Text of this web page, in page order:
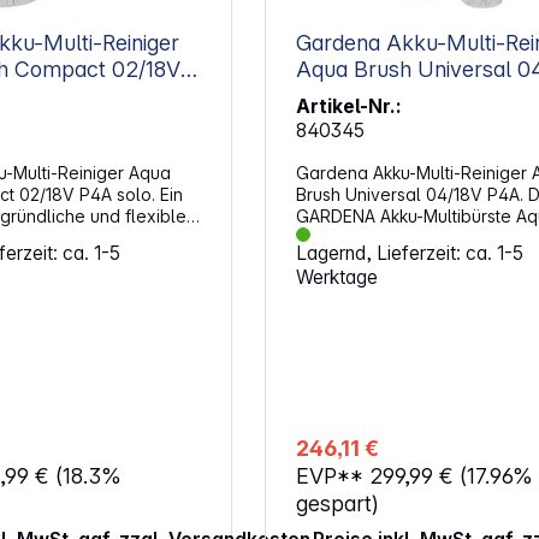
mit
Konzentrat: 1x 20 ml
Akkulaufzeit:
ca. 105 m² = 35
Multi-Reiniger
Multi-Reiniger Aqua
02/18V P4A solo. Ein
und flexible
Gartenmöbeln,
und
(Akku nicht
2,7 kg
Gerät ist der 18V
Gardena noch nicht
ca. 1-5
€ (18.3%
Gardena Akku-Multi-
Aqua Brush Universal 04/18V
P4A
Artikel-Nr.:
840345
Gardena Akku-Multi-Reiniger
Brush Universal 04/18V P4A.
GARDENA Akku-Multibürste
Patio 18V P4A eröffnet Haus-
Gartenbesitzern vielfältige
Einsatzmöglichkeiten für die
einsetzbar. Je nach Bedarf
dem Verlängerungsgriff der
gereinigt werden, ohne
Verlängerungsgriff mit dem
Lagernd, Lieferzeit: ca. 1-5
Werktage
246,11 €
EVP** 299,99 € (17.96%
gespart)